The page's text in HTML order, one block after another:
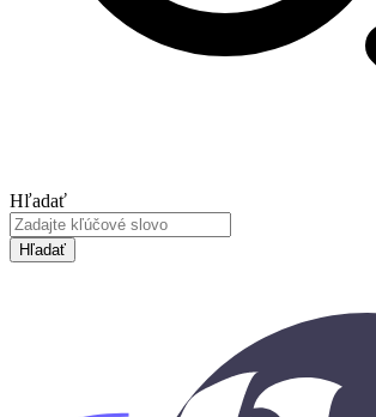
Hľadať
Hľadať